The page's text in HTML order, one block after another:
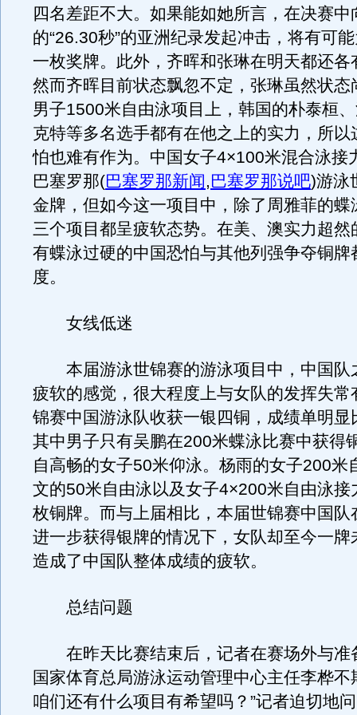
四名差距不大。如果能如她所言，在决赛中
的“26.30秒”的亚洲纪录发起冲击，将有可
一枚奖牌。此外，齐晖和张琳在明天都还各
然而齐晖目前状态飘忽不定，张琳虽然状态
男子1500米自由泳项目上，韩国的朴泰桓
克特等多名选手都有在他之上的实力，所以
怕也难有作为。中国女子4×100米混合泳接
巴塞罗那(巴塞罗那新闻,巴塞罗那说吧)游泳
金牌，但如今这一项目中，除了周雅菲的蝶
三个项目都呈疲软态势。在美、澳实力超然
有蝶泳过硬的中国恐怕与其他列强争夺铜牌
度。
女线低迷
本届游泳世锦赛的游泳项目中，中国队
疲软的感觉，很大程度上与女队的发挥失常
锦赛中国游泳队收获一银四铜，成绩单明显
其中男子只有吴鹏在200米蝶泳比赛中获得
自高畅的女子50米仰泳。杨雨的女子200米
文的50米自由泳以及女子4×200米自由泳接
枚铜牌。而与上届相比，本届世锦赛中国队
进一步获得银牌的情况下，女队却至今一牌
造成了中国队整体成绩的疲软。
总结问题
在昨天比赛结束后，记者在赛场外与准
国家体育总局游泳运动管理中心主任李桦不
咱们还有什么项目有希望吗？”记者迫切地